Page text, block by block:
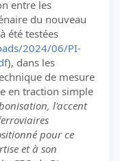
entre les
du nouveau
été testées
2024/06/PI-
), dans les
de mesure
en traction simple
l'accent
pour ce
et à son